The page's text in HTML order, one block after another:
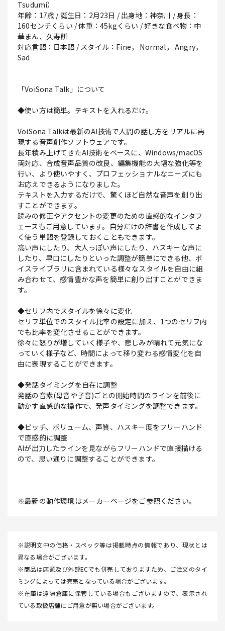
Tsudumi）
年齢：17歳 / 誕生日：2月23日 / 出身地：神奈川 / 身長：
160センチくらい / 体重：45kgくらい / 好きな食べ物：中
華まん、久寿餅
対応言語：日本語 / スタイル：Fine， Normal， Angry，
Sad
「VoiSona Talk」について
◆使い方は簡単。テキストを入れるだけ。
VoiSona Talkは最新のAI技術で人間の話し方をリアルに再
現する音声創作ソフトウェアです。
長年積み上げてきたAI技術をベースに、Windows/macOS
両対応、合成音声品質の改良、編集機能の大幅な強化等を
行い、より使いやすく、プロフェッショナルなニーズにも
お応えできるようになりました。
テキストを入力するだけで、驚くほど自然な音声を創り出
すことができます。
読みの修正やアクセントの変更のための直感的なインタフ
ェースもご用意しています。自分だけの辞書を作成してよ
く使う単語を登録しておくこともできます。
高い声にしたり、大人っぽい声にしたり、ハスキーな声に
したり、早口にしたりといった調整が簡単にできる他、ボ
イスライブラリに含まれている様々なスタイルを自由に組
み合わせて、感情豊かな声を簡単に創り出すことができま
す。
◆セリフ内でスタイルを徐々に変化
セリフ単位でのスタイル比率の設定に加え、1つのセリフ内
でも比率を変化させることができます。
徐々に怒りが増していく様子や、悲しみが晴れて元気にな
っていく様子など、時間によって移り変わる感情変化を自
由に表現することができます。
◆発話タイミングを自在に調整
発話の音素(母音や子音)ごとの開始時間のラインを前後に
動かす直感的な操作で、発声タイミングを調整できます。
◆ピッチ、ボリューム、声質、ハスキー度をフリーハンド
で直感的に調整
AIが出力したラインを見ながらフリーハンドで直接描ける
ので、思い通りに調整することができます。
※最新の動作環境はメーカーページをご参照ください。
※説明文中の価格・スペック等は掲載時点の情報であり、現状とは
異なる場合がございます。
※商品は店頭及び外部ECでも併売しておりますため、ご注文のタイ
ミングによっては完売となっている場合がございます。
※在庫は遠隔倉庫に保管している場合もございますので、表示され
ている取扱店舗にご用意が無い場合がございます。